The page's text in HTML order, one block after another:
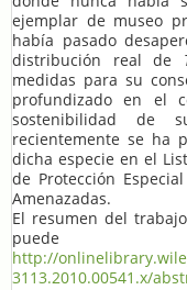
ejemplar de museo
había pasado
distribución real de
medidas para su
profundizado en el
sostenibilidad de
recientemente se ha
dicha especie en el
de Protección
Amenazadas.
El resumen del
puede
http://
3113.2010.00541.x/